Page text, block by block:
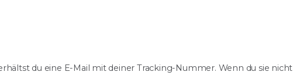
du eine E-Mail mit deiner Tracking-Nummer. Wenn du sie nicht